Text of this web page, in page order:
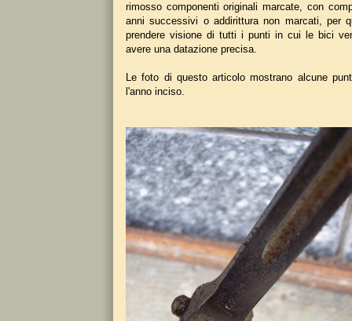
rimosso componenti originali marcate, con
anni successivi o addirittura non marcati, per
prendere visione di tutti i punti in cui le bici
avere una datazione precisa.
Le foto di questo articolo mostrano alcune
l'anno inciso.